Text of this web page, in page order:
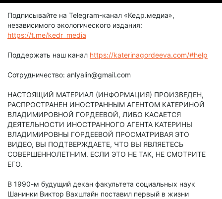
Подписывайте на Telegram-канал «Кедр.медиа»,
независимого экологического издания:
https://t.me/kedr_media
Поддержать наш канал https://katerinagordeeva.com/#help
Сотрудничество: anlyalin@gmail.com
НАСТОЯЩИЙ МАТЕРИАЛ (ИНФОРМАЦИЯ) ПРОИЗВЕДЕН,
РАСПРОСТРАНЕН ИНОСТРАННЫМ АГЕНТОМ КАТЕРИНОЙ
ВЛАДИМИРОВНОЙ ГОРДЕЕВОЙ, ЛИБО КАСАЕТСЯ
ДЕЯТЕЛЬНОСТИ ИНОСТРАННОГО АГЕНТА КАТЕРИНЫ
ВЛАДИМИРОВНЫ ГОРДЕЕВОЙ ПРОСМАТРИВАЯ ЭТО
ВИДЕО, ВЫ ПОДТВЕРЖДАЕТЕ, ЧТО ВЫ ЯВЛЯЕТЕСЬ
СОВЕРШЕННОЛЕТНИМ. ЕСЛИ ЭТО НЕ ТАК, НЕ СМОТРИТЕ
ЕГО.
В 1990-м будущий декан факультета социальных наук
Шанинки Виктор Вахштайн поставил первый в жизни